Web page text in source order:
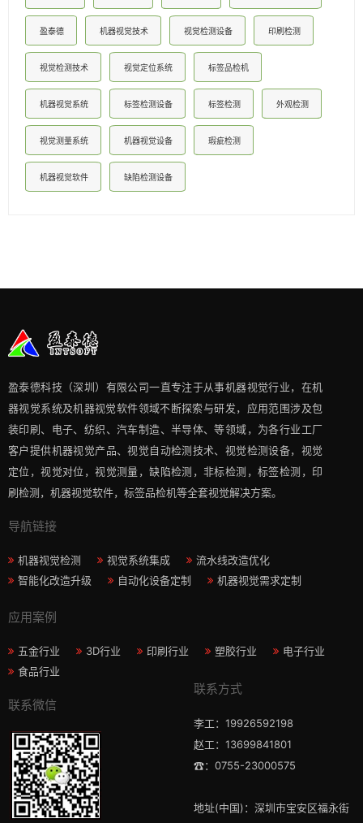
盈泰德 机器视觉技术 视觉检测设备 印刷检测
视觉检测技术 视觉定位系统 标签品检机
机器视觉系统 标签检测设备 标签检测 外观检测
视觉测量系统 机器视觉设备 瑕疵检测
机器视觉软件 缺陷检测设备
盈泰德科技（深圳）有限公司一直专注于从事机器视觉行业，在机
器视觉系统及机器视觉软件领域不断探索与研发​，应用范围涉及包
装印刷、电子、纺织、汽车制造、半导体、等领域，为各行业工厂
客户提供机器视觉产品、视觉自动检测技术、视觉检测设备，视觉
定位，视觉对位，视觉测量，缺陷检测，非标检测，标签检测，印
刷检测，机器视觉软件，标签品检机等​全套视觉解决方案​。
导航链接
机器视觉检测 视觉系统集成
流水线改造优化
智能化改造升级
自动化设备定制 机器视觉需求定制
应用案例
五金行业 3D行业 印刷行业 塑胶行业
电子行业
食品行业
联系微信
联系方式
李工：19926592198
赵工：13699841801
☎：0755-23000575
地址(中国)：深圳市宝安区福永街